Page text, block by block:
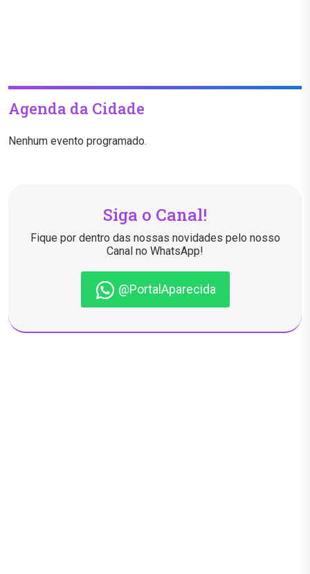
Agenda da Cidade
Nenhum evento programado.
Siga o Canal!
Fique por dentro das nossas novidades pelo nosso
Canal no WhatsApp!
@PortalAparecida